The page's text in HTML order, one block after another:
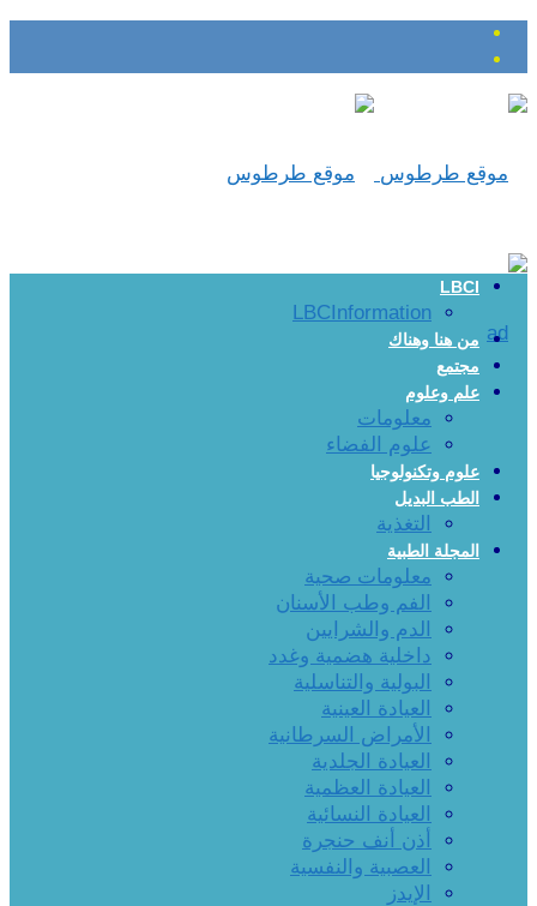
LBCI
LBCInformation
من هنا وهناك
مجتمع
علم وعلوم
معلومات
علوم الفضاء
علوم وتكنولوجيا
الطب البديل
التغذية
المجلة الطبية
معلومات صحية
الفم وطب الأسنان
الدم والشرايين
داخلية هضمية وغدد
البولية والتناسلية
العيادة العينية
الأمراض السرطانية
العيادة الجلدية
العيادة العظمية
العيادة النسائية
أذن أنف حنجرة
العصبية والنفسية
الإيدز